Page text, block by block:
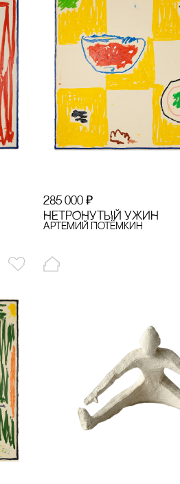
285 000₽
НЕТРОНУТЫЙ УЖИН
Артемий Потёмкин